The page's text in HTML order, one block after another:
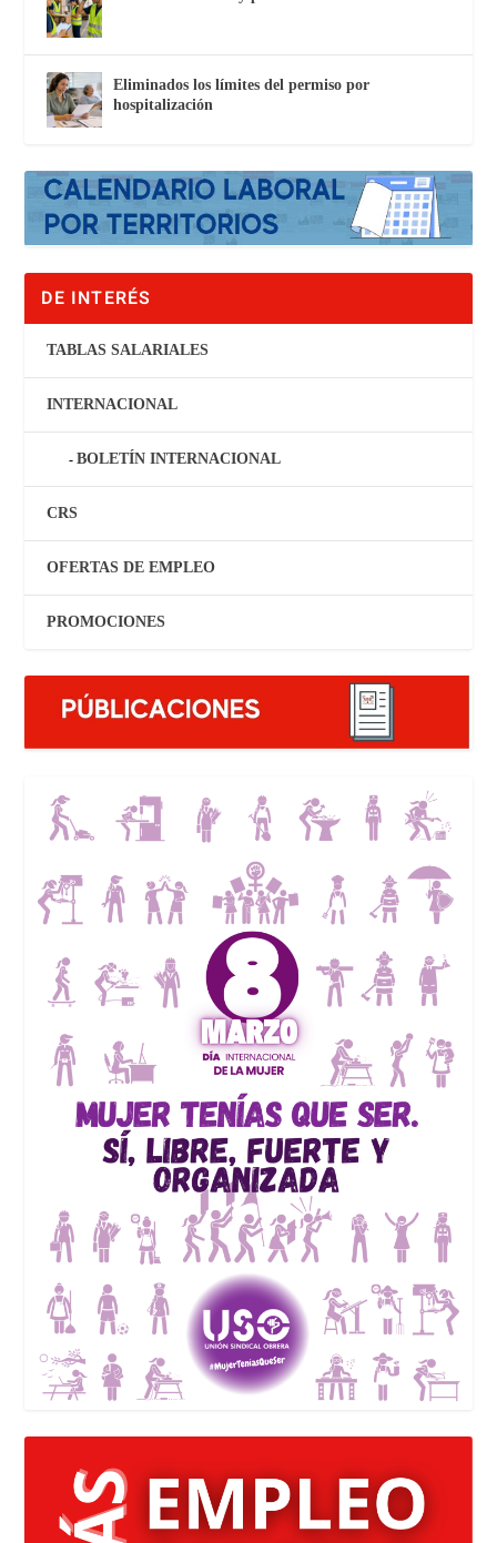
Eliminados los límites del permiso por
hospitalización
DE INTERÉS
TABLAS SALARIALES
INTERNACIONAL
BOLETÍN INTERNACIONAL
CRS
OFERTAS DE EMPLEO
PROMOCIONES